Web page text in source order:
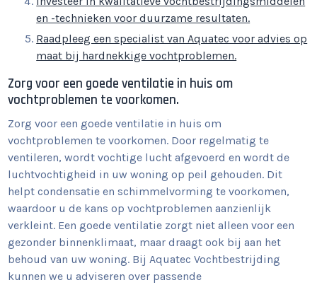
en -technieken voor duurzame resultaten.
Raadpleeg een specialist van Aquatec voor advies op
maat bij hardnekkige vochtproblemen.
Zorg voor een goede ventilatie in huis om
vochtproblemen te voorkomen.
Zorg voor een goede ventilatie in huis om
vochtproblemen te voorkomen. Door regelmatig te
ventileren, wordt vochtige lucht afgevoerd en wordt de
luchtvochtigheid in uw woning op peil gehouden. Dit
helpt condensatie en schimmelvorming te voorkomen,
waardoor u de kans op vochtproblemen aanzienlijk
verkleint. Een goede ventilatie zorgt niet alleen voor een
gezonder binnenklimaat, maar draagt ook bij aan het
behoud van uw woning. Bij Aquatec Vochtbestrijding
kunnen we u adviseren over passende